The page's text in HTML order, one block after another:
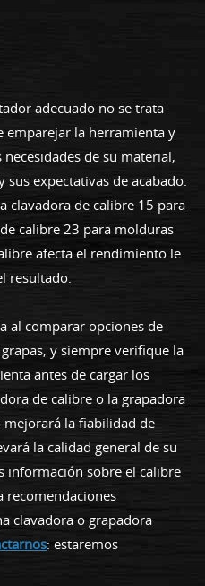
adecuado no se trata
la herramienta y
de su material,
expectativas de acabado.
clavadora de calibre 15 para
calibre 23 para molduras
afecta el rendimiento le
resultado.
al comparar opciones de
y siempre verifique la
antes de cargar los
de calibre o la grapadora
la fiabilidad de
la calidad general de su
información sobre el calibre
recomendaciones
clavadora o grapadora
: estaremos